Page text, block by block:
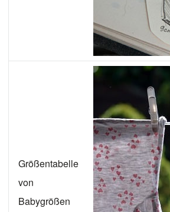
Größentabelle
von
Babygrößen